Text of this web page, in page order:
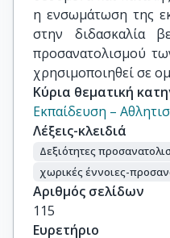
η ενσωμάτωση της
στην διδασκαλία
προσανατολισμού
χρησιμοποιηθεί σε
Κύρια θεματική
Εκπαίδευση –
Λέξεις-κλειδιά
Δεξιότητες
χωρικές έννοιες-
Αριθμός σελίδων
115
Ευρετήριο